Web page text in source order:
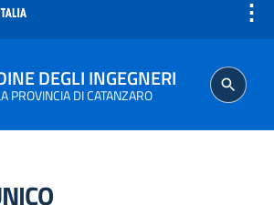
⋮
DEGLI INGEGNERI
PROVINCIA DI CATANZARO